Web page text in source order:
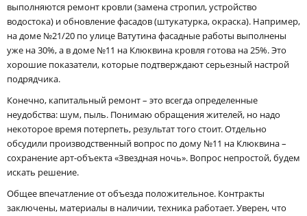
выполняются ремонт кровли (замена стропил, устройство
водостока) и обновление фасадов (штукатурка, окраска). Например,
на доме №21/20 по улице Ватутина фасадные работы выполнены
уже на 30%, а в доме №11 на Клюквина кровля готова на 25%. Это
хорошие показатели, которые подтверждают серьезный настрой
подрядчика.
Конечно, капитальный ремонт – это всегда определенные
неудобства: шум, пыль. Понимаю обращения жителей, но надо
некоторое время потерпеть, результат того стоит. Отдельно
обсудили производственный вопрос по дому №11 на Клюквина –
сохранение арт-объекта «Звездная ночь». Вопрос непростой, будем
искать решение.
Общее впечатление от объезда положительное. Контракты
заключены, материалы в наличии, техника работает. Уверен, что